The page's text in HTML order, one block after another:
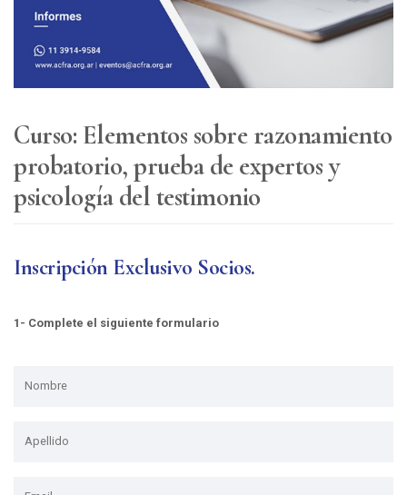
Curso: Elementos sobre razonamiento
probatorio, prueba de expertos y
psicología del testimonio
Inscripción Exclusivo Socios.
1- Complete el siguiente formulario